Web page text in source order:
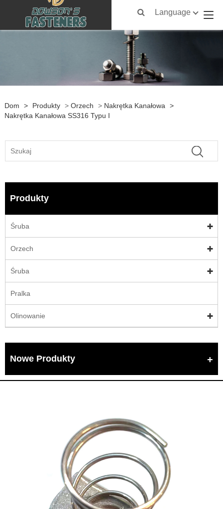
Language
Dom > Produkty > Orzech > Nakrętka Kanałowa
>
Nakrętka Kanałowa SS316 Typu I
Produkty
Śruba
Orzech
Śruba
Pralka
Olinowanie
Nowe Produkty